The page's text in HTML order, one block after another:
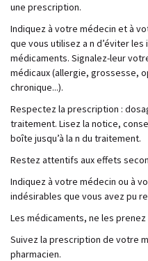
une prescription.
Indiquez à votre médecin et à
que vous utilisez a n d’éviter
médicaments. Signalez-leur
médicaux (allergie, grossesse,
chronique...).
Respectez la prescription :
traitement. Lisez la notice,
boîte jusqu’à la n du traitement.
Restez attentifs aux effets
Indiquez à votre médecin ou à
indésirables que vous avez pu
Les médicaments, ne les
Suivez la prescription de votre
pharmacien.